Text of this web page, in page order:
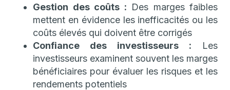
Gestion des coûts : Des marges faibles
mettent en évidence les inefficacités ou les
coûts élevés qui doivent être corrigés
Confiance des investisseurs : Les
investisseurs examinent souvent les marges
bénéficiaires pour évaluer les risques et les
rendements potentiels